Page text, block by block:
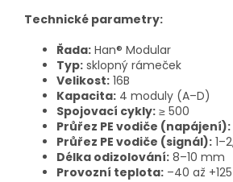
Technické parametry:
Řada: Han® Modular
Typ: sklopný rámeček
Velikost: 16B
Kapacita: 4 moduly (A–D)
Spojovací cykly: ≥ 500
Průřez PE vodiče (napájení):
Průřez PE vodiče (signál):
Délka odizolování: 8–10 mm
Provozní teplota: –40 až